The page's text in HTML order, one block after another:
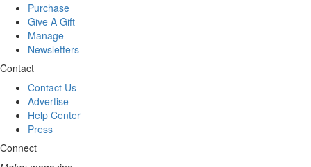
Purchase
Give A Gift
Manage
Newsletters
Contact
Contact Us
Advertise
Help Center
Press
Connect